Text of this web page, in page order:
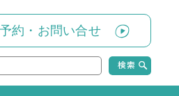
約・お問い合せ